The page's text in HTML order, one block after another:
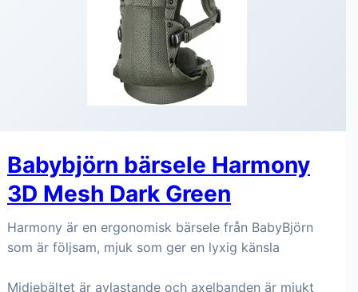
Babybjörn bärsele Harmony
3D Mesh Dark Green
Harmony är en ergonomisk bärsele från BabyBjörn
som är följsam, mjuk som ger en lyxig känsla
Midjebältet är avlastande och axelbanden är mjukt